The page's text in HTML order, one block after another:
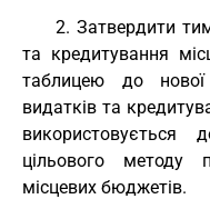
2. Затвердити
та кредитування
таблицею до нової
видатків та
використовується
цільового методу
місцевих бюджетів.